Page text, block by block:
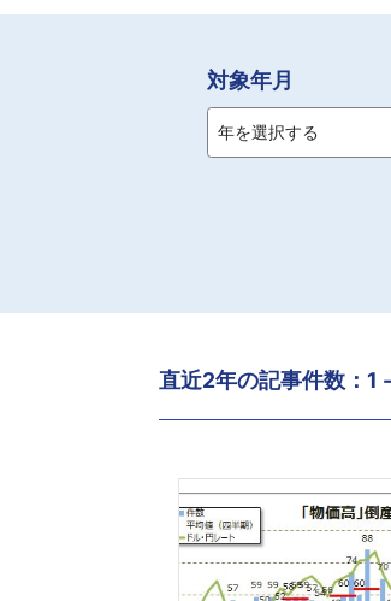
対象年月
年を選択する
直近2年の記事件数：